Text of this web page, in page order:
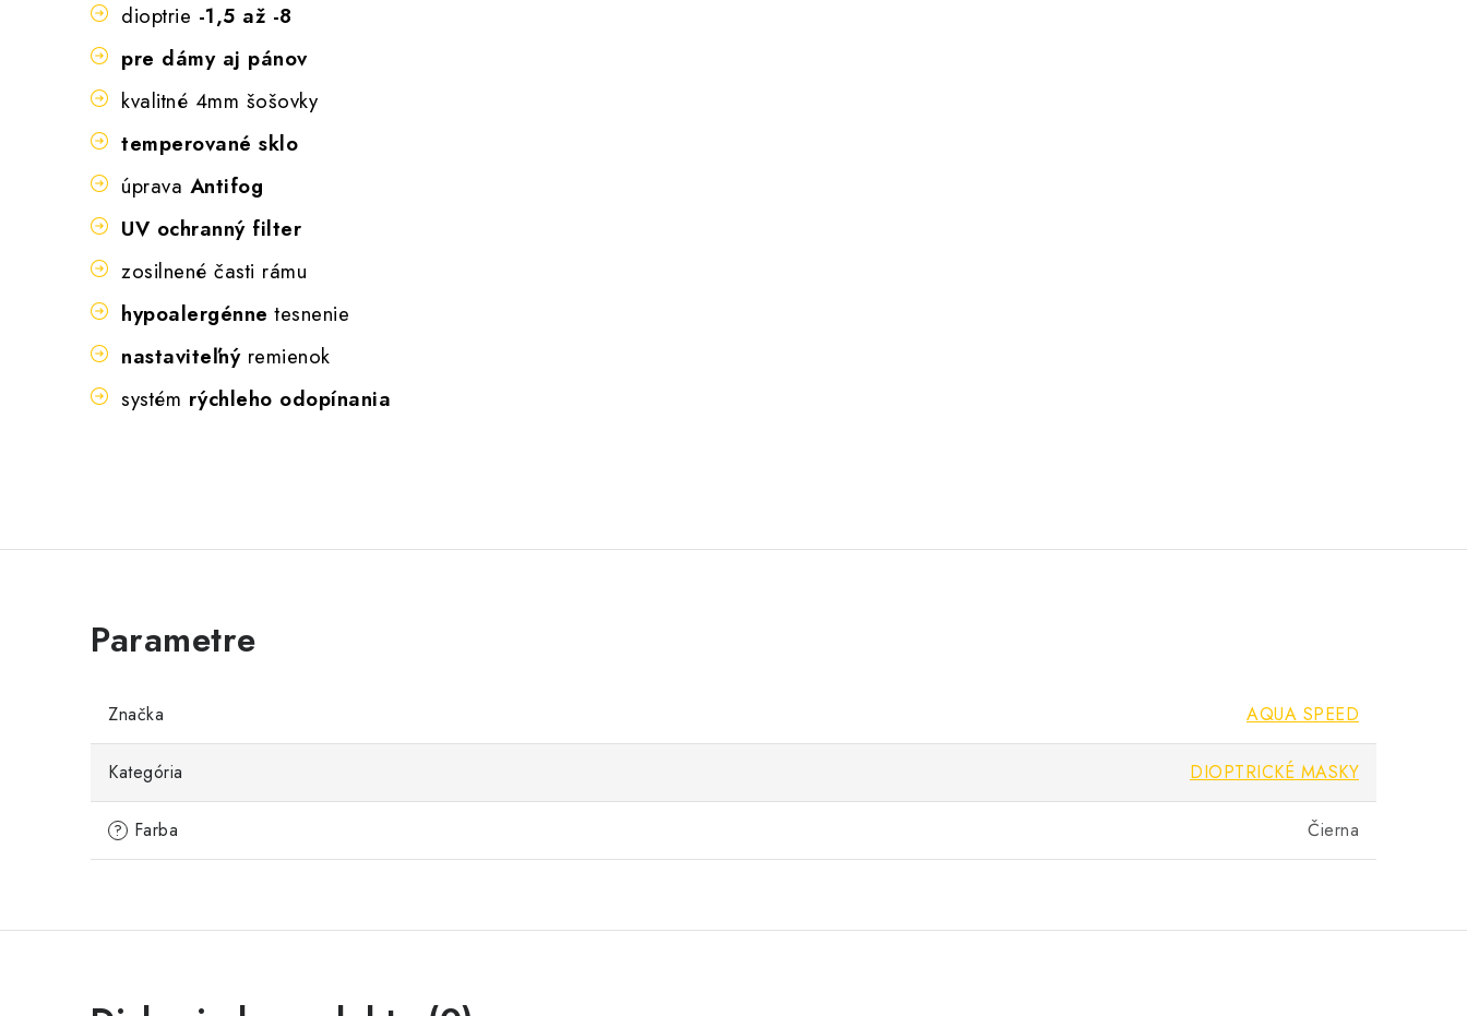
dioptrie -1,5 až -8
pre dámy aj pánov
kvalitné 4mm šošovky
temperované sklo
úprava Antifog
UV ochranný filter
zosilnené časti rámu
hypoalergénne tesnenie
nastaviteľnýremienok
systém rýchleho odopínania
Značka AQUA SPEED
Kategória DIOPTRICKÉ MASKY
? Farba Čierna